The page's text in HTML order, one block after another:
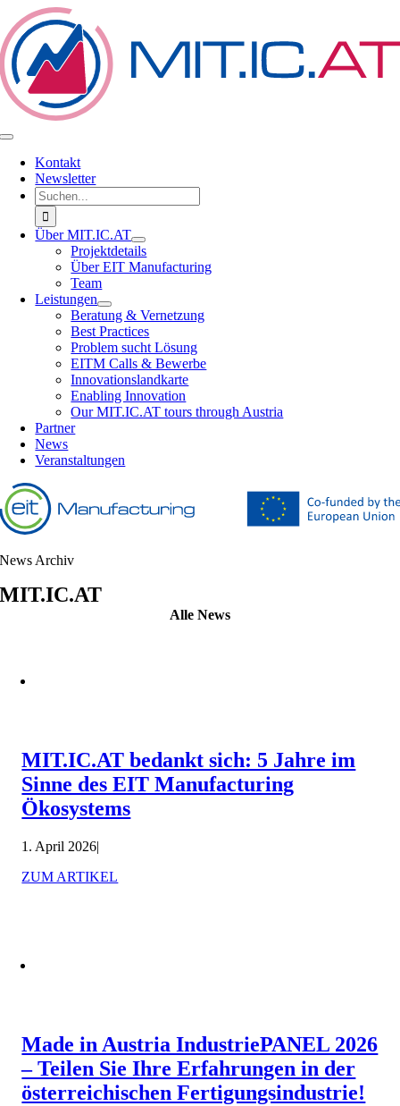
Zum
Inhalt
springen
Toggle
NavigationKontakt
Newsletter
Suche
nach:
Über MIT.IC.AT
Projektdetails
Über EIT Manufacturing
Team
Leistungen
Beratung & Vernetzung
Best Practices
Problem sucht Lösung
EITM Calls & Bewerbe
Innovationslandkarte
Enabling Innovation
Our MIT.IC.AT tours through Austria
Partner
News
Veranstaltungen
News Archiv
MIT.IC.AT
Alle News
MIT.IC.AT bedankt sich: 5 Jahre im
Sinne des EIT Manufacturing
Ökosystems
1. April 2026|
ZUM ARTIKEL
Made in Austria IndustriePANEL 2026
– Teilen Sie Ihre Erfahrungen in der
österreichischen Fertigungsindustrie!